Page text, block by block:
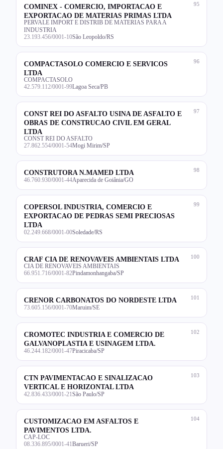
95
COMINEX - COMERCIO, IMPORTACAO E
EXPORTACAO DE MATERIAS PRIMAS LTDA
PERVALE IMPORT E DISTRIB DE MATERIAS PARA A
INDUSTRIA
23.193.456/0001-10São Leopoldo/RS
96
COMPACTASOLO COMERCIO E SERVICOS
LTDA
COMPACTASOLO
42.579.112/0001-99Lagoa Seca/PB
97
CONST REI DO ASFALTO USINA DE ASFALTO E
OBRAS DE CONSTRUCAO CIVIL EM GERAL
LTDA
CONST REI DO ASFALTO
27.862.554/0001-54Mogi Mirim/SP
98
CONSTRUTORA N.MAMED LTDA
46.760.930/0001-44Aparecida de Goiânia/GO
99
COPERSOL INDUSTRIA, COMERCIO E
EXPORTACAO DE PEDRAS SEMI PRECIOSAS
LTDA
02.249.668/0001-00Soledade/RS
100
CRAF CIA DE RENOVAVEIS AMBIENTAIS LTDA
CIA DE RENOVAVEIS AMBIENTAIS
66.951.716/0001-82Pindamonhangaba/SP
101
CRENOR CARBONATOS DO NORDESTE LTDA
73.605.156/0001-70Maruim/SE
102
CROMOTEC INDUSTRIA E COMERCIO DE
GALVANOPLASTIA E USINAGEM LTDA.
46.244.182/0001-47Piracicaba/SP
103
CTN PAVIMENTACAO E SINALIZACAO
VERTICAL E HORIZONTAL LTDA
42.836.433/0001-21 São Paulo/SP
104
CUSTOMIZACAO EM ASFALTOS E
PAVIMENTOS LTDA.
CAP-LOC
08.336.895/0001-41 Barueri/SP